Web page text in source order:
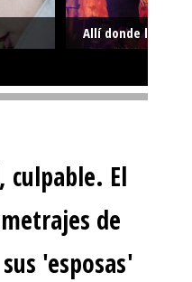
Allí donde la
culpable. El
de
'esposas'